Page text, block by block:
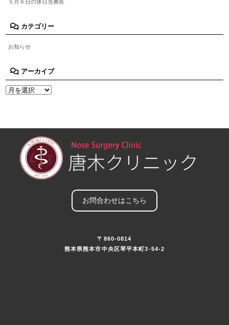
５月６日の休日当番医
カテゴリー
お知らせ
アーカイブ
お問合わせはこちら
〒860-0814
熊本県熊本市中央区琴平本町3-54-2